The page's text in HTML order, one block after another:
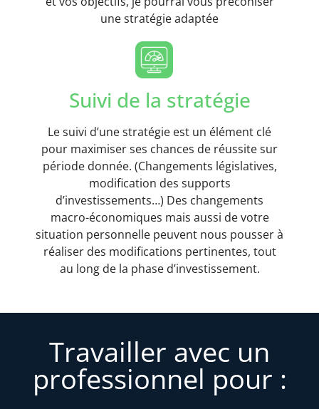
une stratégie adaptée
Suivi de la stratégie
Le suivi d’une stratégie est un élément clé
pour maximiser ses chances de réussite sur
période donnée. (Changements législatives,
modification des supports
d’investissements…) Des changements
macro-économiques mais aussi de votre
situation personnelle peuvent nous pousser à
réaliser des modifications pertinentes, tout
au long de la phase d’investissement.
Travailler avec un
professionnel pour :